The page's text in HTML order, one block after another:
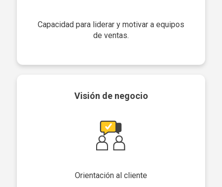
Capacidad para liderar y motivar a equipos
de ventas.
Visión de negocio
Orientación al cliente